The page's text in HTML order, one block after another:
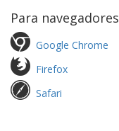
Para navegadores
Google Chrome
Firefox
Safari